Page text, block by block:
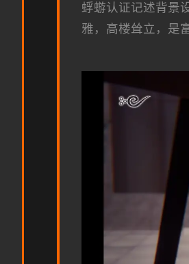
蜉蝣认证记述背景
雅，高楼耸立，是